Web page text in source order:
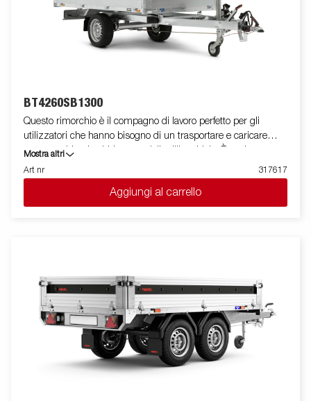
BT4260SB1300
Questo rimorchio è il compagno di lavoro perfetto per gli
utilizzatori che hanno bisogno di un trasportare e caricare
senza problemi sabbia, materiali edili o ghiaia. È anche
un'eccellente scelta per chi desidera trasportare legna da
ardere, fieno o un tosaerba. Il robusto ribaltabile monoasse
unidirezionale è dotato di un pianale in acciaio rinforzato e di un
ribaltabile idraulico manuale per una facile movimentazione. La
montanti su angolari rimovibili e dotate di bottoni per fissare i
teli per centina, rendendo il rimorchio flessibile e adattabile.
All'interno, ci sono sei anelli di ancoraggio integrati rivestiti in
gomma, ciascuno con un carico approvato di 500 kg, che
garantiscono un ancoraggio sicuro e stabile del carico.
Personalizza il rimorchio in base alle tue esigenze con
sovrasponde o altri accessori dalla nostra vasta gamma,
Mostra altri
Art nr
317617
Aggiungi al carrello